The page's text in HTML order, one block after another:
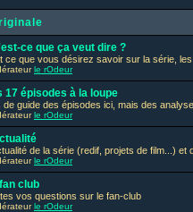
ce que ça veut dire ?
ce que vous désirez savoir sur la série,
le rOdeur
17 épisodes à la loupe
de guide des épisodes ici, mais des
le rOdeur
de la série (redif, projets de film...)
le rOdeur
club
vos questions sur le fan-club
le rOdeur